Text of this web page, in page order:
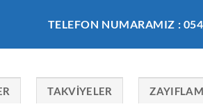
TELEFON NUMARAMIZ :
TAKVIYELER